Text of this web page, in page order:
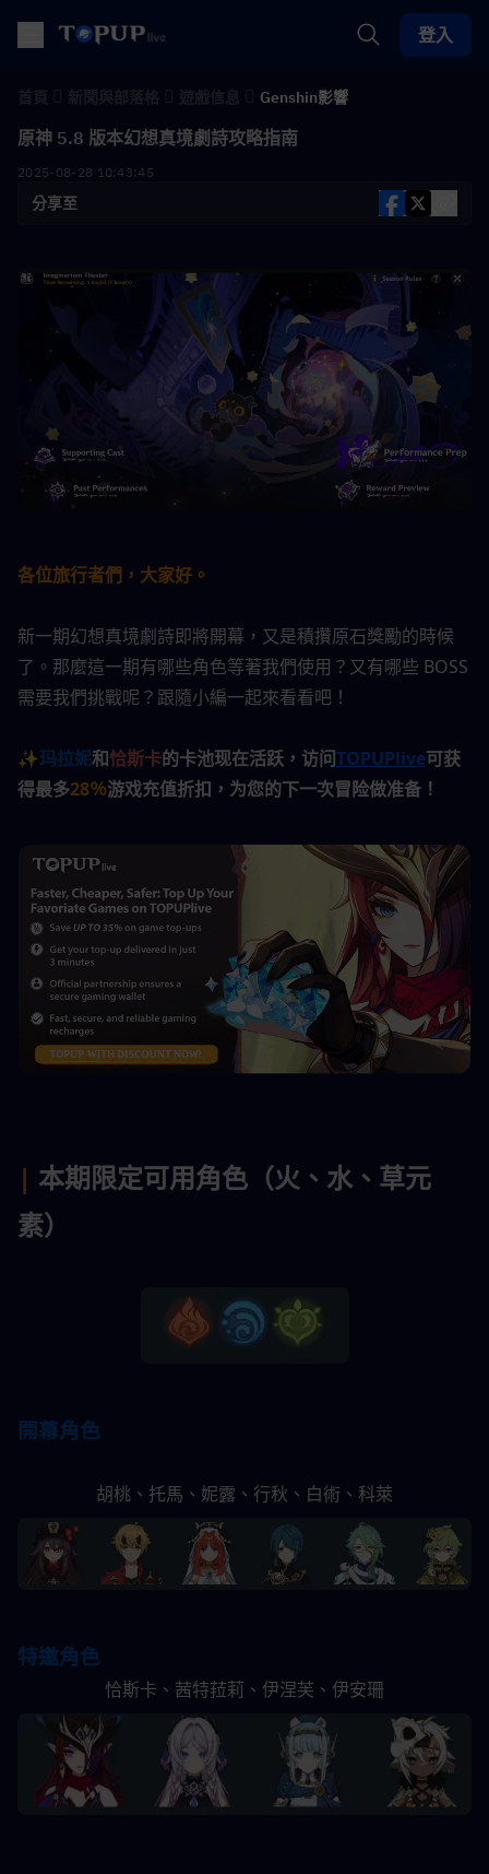
登入
Genshin影響
原神 5.8 版本幻想真境劇詩攻略指南
2025-08-28 10:43:45
分享至
各位旅行者們，大家好。
新一期幻想真境劇詩即將開幕，又是積攢原石獎勵的時候
了。那麼這一期有哪些角色等著我們使用？又有哪些 BOSS
需要我們挑戰呢？跟隨小編一起來看看吧！
✨玛拉妮和恰斯卡的卡池现在活跃，访问TOPUPlive可获
得最多28％游戏充值折扣，为您的下一次冒险做准备！
| 本期限定可用角色（火、水、草元
素）
開幕角色
胡桃、托馬、妮露、行秋、白術、科萊
特邀角色
恰斯卡、茜特菈莉、伊涅芙、伊安珊